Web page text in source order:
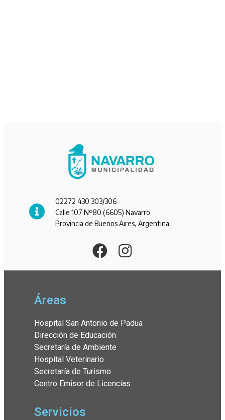
02272 430 303/306
Calle 107 Nº80 (6605) Navarro
Provincia de Buenos Aires, Argentina
Áreas
Hospital San Antonio de Padua
Dirección de Educación
Secretaría de Ambiente
Hospital Veterinario
Secretaría de Turismo
Centro Emisor de Licencias
Servicios